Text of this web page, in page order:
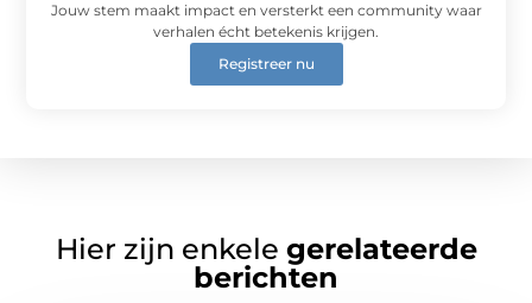
Jouw stem maakt impact en versterkt een community waar
verhalen écht betekenis krijgen.
Registreer nu
Hier zijn enkele gerelateerde
berichten